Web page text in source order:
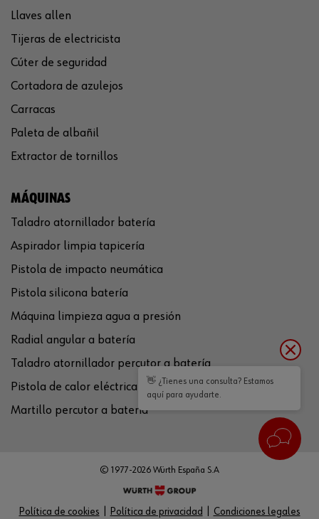
Llaves allen
Tijeras de electricista
Cúter de seguridad
Cortadora de azulejos
Carracas
Paleta de albañil
Extractor de tornillos
MÁQUINAS
Taladro atornillador batería
Aspirador limpia tapicería
Pistola de impacto neumática
Pistola silicona batería
Máquina limpieza agua a presión
Radial angular a batería
Taladro atornillador percutor a batería
Pistola de calor eléctrica
Martillo percutor a batería
Política de cookies Política de privacidad Condiciones legales
© 1977-2026 Würth España S.A
👋 ¿Tienes una consulta? Estamos
aquí para ayudarte.